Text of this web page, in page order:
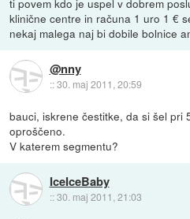
klinične centre in računa 1 uro 1 €
nekaj malega naj bi dobile bolnice
@nny
::30. maj 2011, 20:59
bauci, iskrene čestitke, da si šel pri
oproščeno.
V katerem segmentu?
IceIceBaby
::30. maj 2011, 21:03